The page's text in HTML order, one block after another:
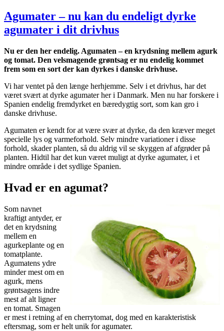
Agumater – nu kan du endeligt dyrke
agumater i dit drivhus
Nu er den her endelig. Agumaten – en krydsning mellem agurk
og tomat. Den velsmagende grøntsag er nu endelig kommet
frem som en sort der kan dyrkes i danske drivhuse.
Vi har ventet på den længe herhjemme. Selv i et drivhus, har det
været svært at dyrke agumater her i Danmark. Men nu har forskere i
Spanien endelig fremdyrket en bæredygtig sort, som kan gro i
danske drivhuse.
Agumaten er kendt for at være svær at dyrke, da den kræver meget
specielle lys og varmeforhold. Selv mindre variationer i disse
forhold, skader planten, så du aldrig vil se skyggen af afgrøder på
planten. Hidtil har det kun været muligt at dyrke agumater, i et
mindre område i det sydlige Spanien.
Hvad er en agumat?
Som navnet
kraftigt antyder, er
det en krydsning
mellem en
agurkeplante og en
tomatplante.
Agumatens ydre
minder mest om en
agurk, mens
grøntsagens indre
mest af alt ligner
en tomat. Smagen
er mest i retning af en cherrytomat, dog med en karakteristisk
eftersmag, som er helt unik for agumater.